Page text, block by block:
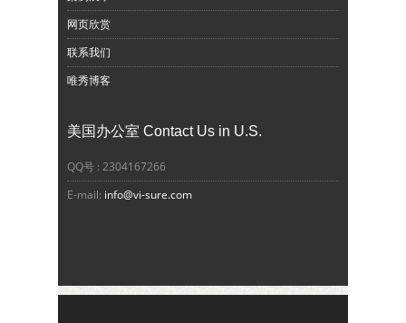
网页欣赏
联系我们
唯秀博客
美国办公室 Contact Us in U.S.
QQ号 : 2304167266
E-mail: info@vi-sure.com